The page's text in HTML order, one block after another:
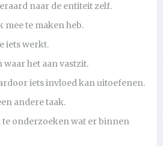
naar de entiteit zelf.
mee te maken heb.
iets werkt.
het aan vastzit.
iets invloed kan uitoefenen.
andere taak.
te onderzoeken wat er binnen